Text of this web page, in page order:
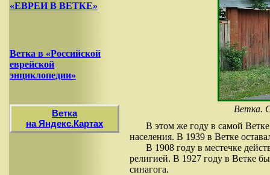
«ЕВРЕИ В ВЕТКЕ»
Ветка в «Российской
еврейской
энциклопедии»
Ветка
на Яндекс.Картах
Ветка.
В этом же году в самой
населения. В 1939 в Ветке
В 1908 году в местечке
религией. В 1927 году в Ветке
синагога.